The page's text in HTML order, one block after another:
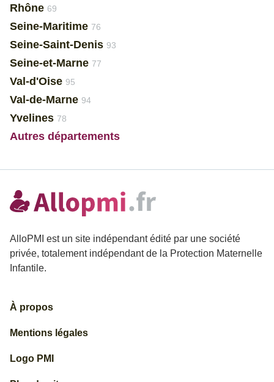
Rhône 69
Seine-Maritime 76
Seine-Saint-Denis 93
Seine-et-Marne 77
Val-d'Oise 95
Val-de-Marne 94
Yvelines 78
Autres départements
AlloPMI est un site indépendant édité par une société
privée, totalement indépendant de la Protection Maternelle
Infantile.
À propos
Mentions légales
Logo PMI